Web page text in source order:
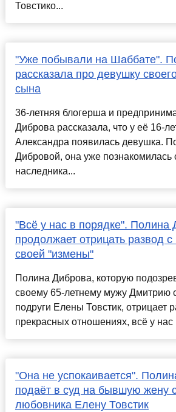
Товстико...
"Уже побывали на Шаббате".
рассказала про девушку
сына
36-летняя блогерша и
Диброва рассказала, что у её 16-
Александра появилась девушка.
Дибровой, она уже познакомилась
наследника...
"Всё у нас в порядке". Полина
продолжает отрицать развод
своей "измены"
Полина Диброва, которую
своему 65-летнему мужу Дмитрию
подруги Елены Товстик, отрицает
прекрасных отношениях, всё у нас
"Она не успокаивается".
подаёт в суд на бывшую жену
любовника Елену Товстик